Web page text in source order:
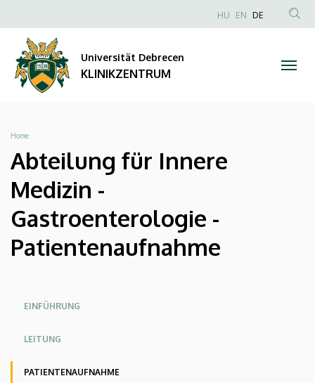
für
Innere
Medizin
Gastroenterologie
Patientenaufnahme
zum
Inhalt
Anonim
HU EN DE
Universität Debrecen
KLINIKZENTRUM
Breadcrumb
Home
Abteilung für Innere
Medizin -
Gastroenterologie -
Patientenaufnahme
Oldalmenü
Oldalmenü
Angol
Oldalmenü
Német
EINFÜHRUNG
LEITUNG
PATIENTENAUFNAHME